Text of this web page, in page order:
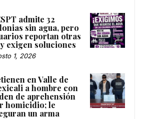
admite 32
sin agua, pero
reportan otras
exigen soluciones
1, 2026
en Valle de
a hombre con
de aprehensión
homicidio; le
un arma